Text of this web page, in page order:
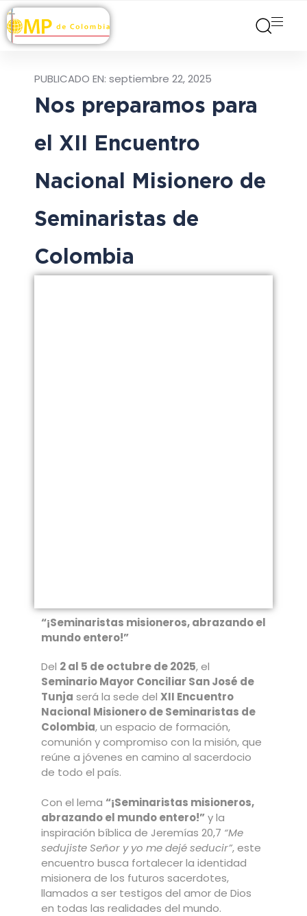
PUBLICADO EN: septiembre 22, 2025
Nos preparamos para
el XII Encuentro
Nacional Misionero de
Seminaristas de
Colombia
“¡Seminaristas misioneros, abrazando el
mundo entero!”
Del 2 al 5 de octubre de 2025, el
Seminario Mayor Conciliar San José de
Tunja será la sede del XII Encuentro
Nacional Misionero de Seminaristas de
Colombia, un espacio de formación,
comunión y compromiso con la misión, que
reúne a jóvenes en camino al sacerdocio
de todo el país.
Con el lema “¡Seminaristas misioneros,
abrazando el mundo entero!”y la
inspiración bíblica de Jeremías 20,7 “Me
sedujiste Señor y yo me dejé seducir”, este
encuentro busca fortalecer la identidad
misionera de los futuros sacerdotes,
llamados a ser testigos del amor de Dios
en todas las realidades del mundo.